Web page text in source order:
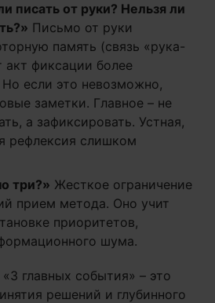
писать от руки? Нельзя ли
Письмо от руки
память (связь «рука-
акт фиксации более
если это невозможно,
заметки. Главное – не
а зафиксировать. Устная,
рефлексия слишком
три?» Жесткое ограничение
прием метода. Оно учит
приоритетов,
шума.
главных события» – это
решений и глубинного